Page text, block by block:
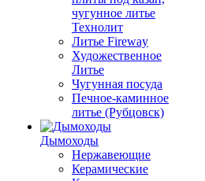
чугунное литье
Технолит
Литье Fireway
Художественное
Литье
Чугунная посуда
Печное-каминное
литье (Рубцовск)
Дымоходы
Нержавеющие
Керамические